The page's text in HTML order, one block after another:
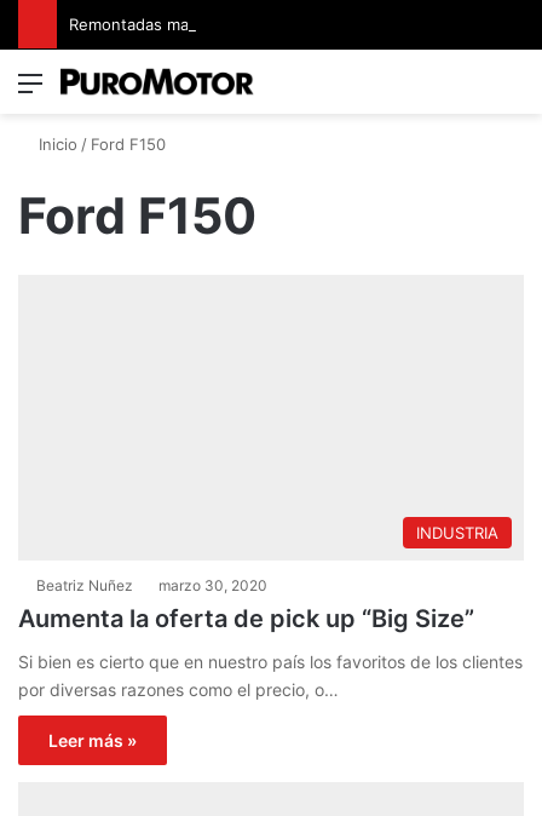
Menú
Inicio / Ford F150
Ford F150
INDUSTRIA
Beatriz Nuñez marzo 30, 2020
Aumenta la oferta de pick up “Big Size”
Si bien es cierto que en nuestro país los favoritos de los clientes
por diversas razones como el precio, o…
Leer más »